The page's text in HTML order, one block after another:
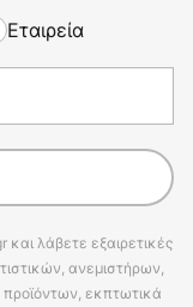
Εταιρεία
και λάβετε εξαιρετικές
ανεμιστήρων,
εκπτωτικά